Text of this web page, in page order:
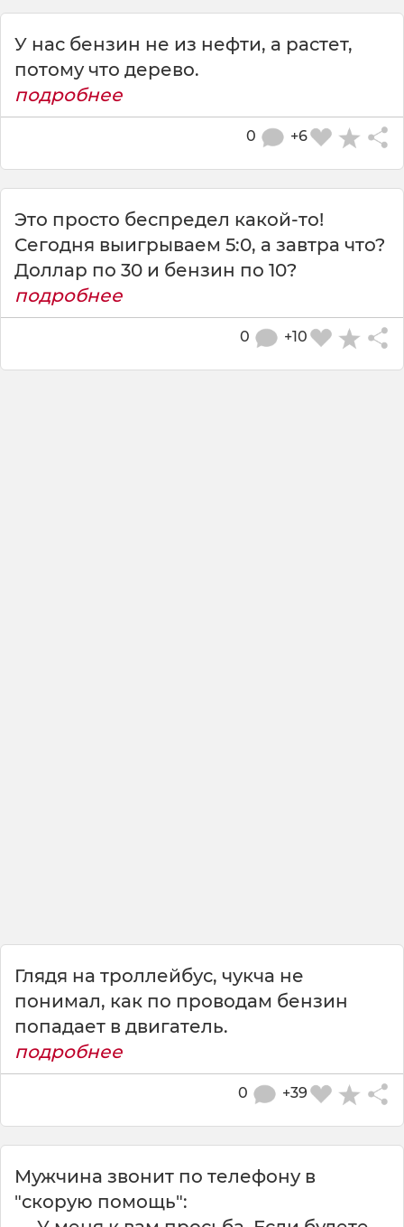
У нас бензин не из нефти, а растет,
потому что дерево.
подробнее
+6
0
Это просто беспредел какой-то!
Сегодня выигрываем 5:0, а завтра что?
Доллар по 30 и бензин по 10?
подробнее
+10
0
Глядя на троллейбус, чукча не
понимал, как по проводам бензин
попадает в двигатель.
подробнее
+39
0
Мужчина звонит по телефону в
"скорую помощь":